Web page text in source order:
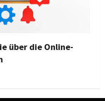
über die Online-